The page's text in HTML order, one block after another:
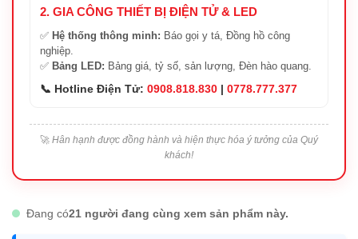
2. GIA CÔNG THIẾT BỊ ĐIỆN TỬ & LED
✅ Hệ thống thông minh: Báo gọi y tá, Đồng hồ công
nghiệp.
✅ Bảng LED: Bảng giá, tỷ số, sản lượng, Đèn hào quang.
📞 Hotline Điện Tử: 0908.818.830 | 0778.777.377
🚀 Hân hạnh được đồng hành và hiện thực hóa ý tưởng của Quý
khách!
Đang có21 người đang cùng xem sản phẩm này.